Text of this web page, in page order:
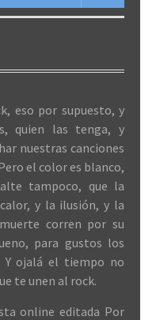
eso por supuesto, y
quien las tenga, y
nuestras canciones
el color es blanco,
tampoco, que la
y la ilusión, y la
corren por su
para gustos los
Y ojalá el tiempo no
te unen al rock.
online editada Por